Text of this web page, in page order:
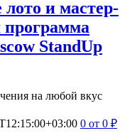
и мастер-
StandUp
на любой вкус
0 от 0 ₽